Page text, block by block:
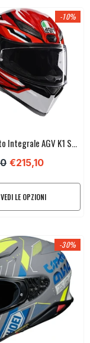
-10%
Integrale AGV K1 S
€215,10
VEDI LE OPZIONI
-30%